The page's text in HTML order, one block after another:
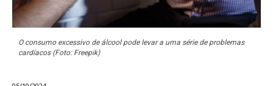
O consumo excessivo de álcool pode levar a uma série de problemas
cardíacos (Foto: Freepik)